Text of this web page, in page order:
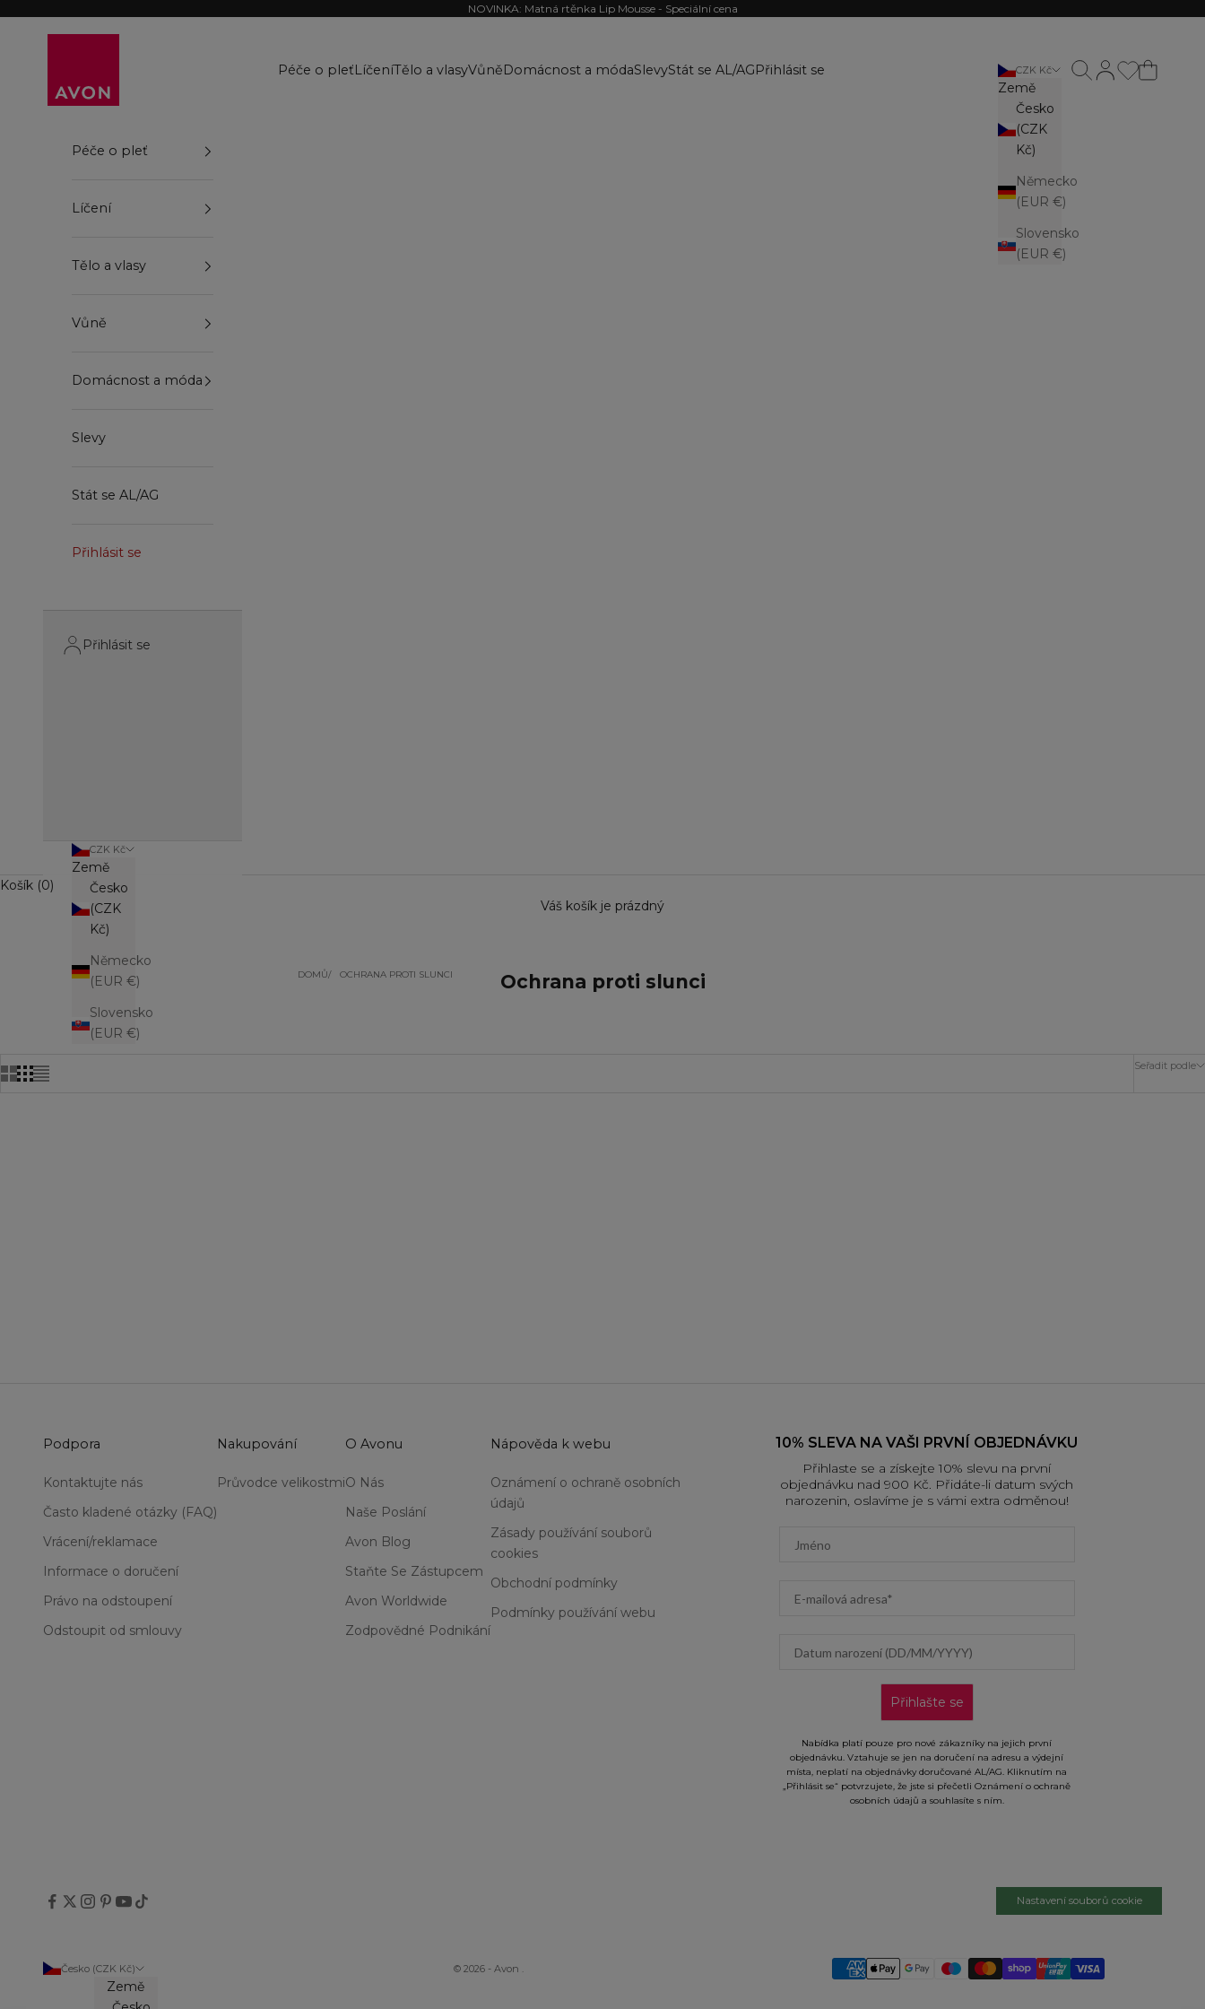
NOVINKA: Matná rtěnka Lip Mousse - Speciální cena
Péče o pleťLíčeníTělo a vlasyVůněDomácnost a módaSlevyStát se AL/AGPřihlásit se CZK Kč
Země
Česko
(CZK
Kč)
Německo
(EUR €)
Slovensko
(EUR €)
Otevřít stránku
Otevřít vyhledávání
Péče o pleť
Líčení
Tělo a vlasy
Vůně
Domácnost a móda
Slevy
Stát se AL/AG
Přihlásit se
Přihlásit se
CZK Kč
Země
Česko
(CZK
Kč)
Německo
(EUR €)
Slovensko
(EUR €)
Košík (0)
Váš košík je prázdný
DOMŮ OCHRANA PROTI SLUNCI Ochrana proti slunci
Seřadit podle
Podpora
Kontaktujte nás
Často kladené otázky (FAQ)
Vrácení/reklamace
Informace o doručení
Právo na odstoupení
Odstoupit od smlouvy
Nakupování
Průvodce velikostmi
O Avonu
O Nás
Naše Poslání
Avon Blog
Staňte Se Zástupcem
Avon Worldwide
Zodpovědné Podnikání
Nápověda k webu
Oznámení o ochraně osobních
údajů
Zásady používání souborů
cookies
Obchodní podmínky
Podmínky používání webu
10% SLEVA NA VAŠI PRVNÍ OBJEDNÁVKU
Přihlaste se a získejte 10% slevu na první
objednávku nad 900 Kč. Přidáte-li datum svých
narozenin, oslavíme je s vámi extra odměnou!
Přihlašte se
Nabídka platí pouze pro nové zákazníky na jejich první
objednávku. Vztahuje se jen na doručení na adresu a výdejní
místa, neplatí na objednávky doručované AL/AG. Kliknutím na
„Přihlásit se“ potvrzujete, že jste si přečetli Oznámení o ochraně
osobních údajů a souhlasíte s ním.
Nastavení souborů cookie
Česko (CZK Kč)
Země
© 2026 - Avon .